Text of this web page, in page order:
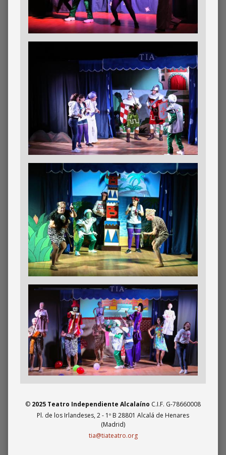
Imagen
Imagen
Imagen
© 2025 Teatro Independiente Alcalaíno C.I.F. G-78660008
Pl. de los Irlandeses, 2 - 1º B 28801 Alcalá de Henares
(Madrid)
tia@tiateatro.org